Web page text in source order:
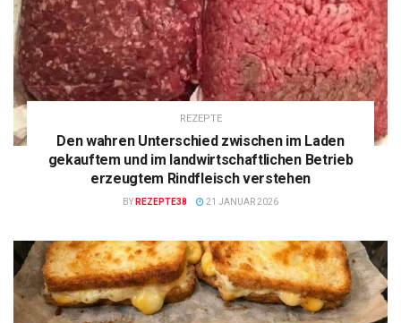
REZEPTE
Den wahren Unterschied zwischen im Laden
gekauftem und im landwirtschaftlichen Betrieb
erzeugtem Rindfleisch verstehen
BY REZEPTE38 21 JANUAR 2026